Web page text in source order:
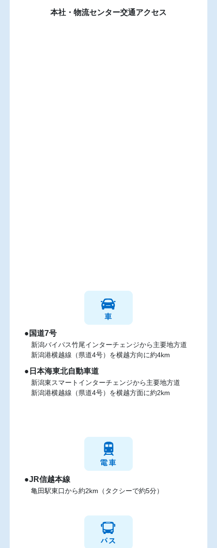
本社・物流センター交通アクセス
●国道7号
新潟バイパス竹尾インターチェンジから主要地方道
新潟港横越線（県道4号）を横越方向に約4km
●日本海東北自動車道
新潟東スマートインターチェンジから主要地方道
新潟港横越線（県道4号）を横越方面に約2km
●JR信越本線
亀田駅東口から約2km（タクシーで約5分）